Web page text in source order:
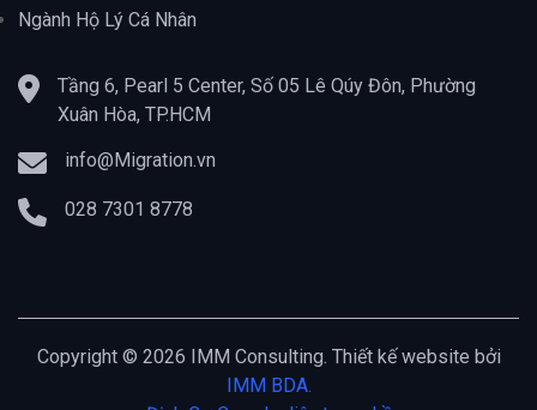
Ngành Hộ Lý Cá Nhân
Tầng 6, Pearl 5 Center, Số 05 Lê Qúy Đôn, Phường
Xuân Hòa, TP.HCM
info@Migration.vn
028 7301 8778
Copyright © 2026 IMM Consulting. Thiết kế website bởi
IMM BDA.